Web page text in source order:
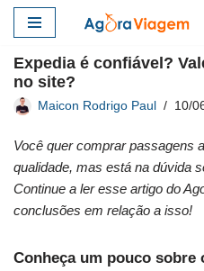
para
o
conteúdo
Expedia é confiável?
no site?
Maicon Rodrigo Paul 10/
Você quer comprar passagens
qualidade, mas está na dúvida
Continue a ler esse artigo do
conclusões em relação a isso!
Conheça um pouco sobre